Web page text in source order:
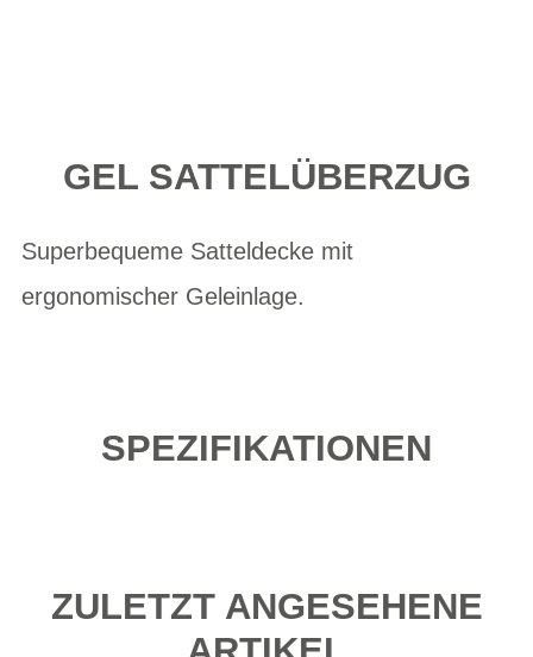
GEL SATTELÜBERZUG
Superbequeme Satteldecke mit
ergonomischer Geleinlage.
SPEZIFIKATIONEN
ZULETZT ANGESEHENE